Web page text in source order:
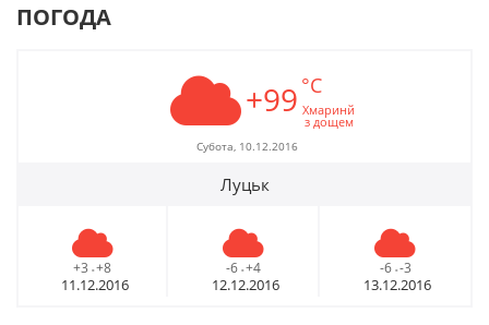
ПОГОДА
+99 °C
Хмаринй
з дощем
Субота, 10.12.2016
Луцьк
+3 - +8
11.12.2016
-6 - +4
12.12.2016
-6 - -3
13.12.2016